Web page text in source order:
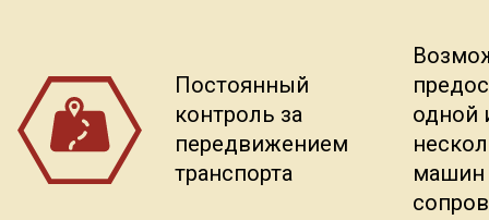
Постоянный
контроль за
передвижением
транспорта
одной
машин